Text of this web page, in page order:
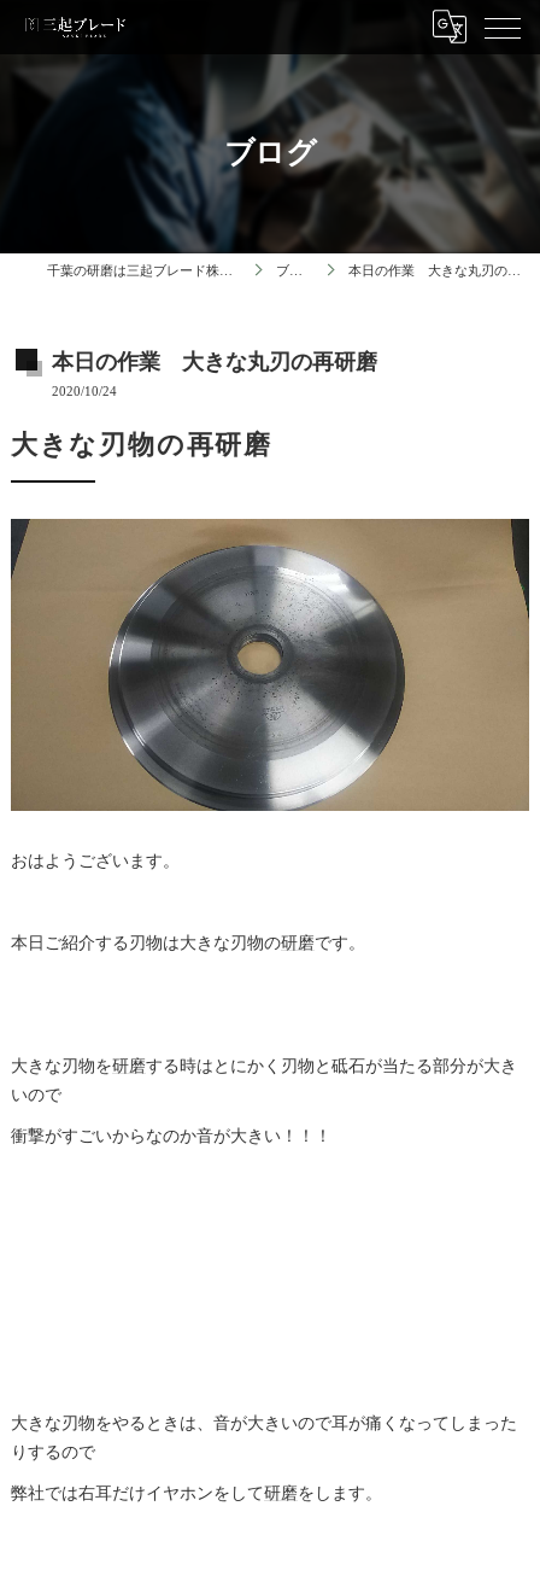
ブログ
千葉の研磨は三起ブレード株式会社 ブログ 本日の作業 大きな丸刃の再研磨
本日の作業 大きな丸刃の再研磨
2020/10/24
大きな刃物の再研磨
おはようございます。
本日ご紹介する刃物は大きな刃物の研磨です。
大きな刃物を研磨する時はとにかく刃物と砥石が当たる部分が大き
いので
衝撃がすごいからなのか音が大きい！！！
大きな刃物をやるときは、音が大きいので耳が痛くなってしまった
りするので
弊社では右耳だけイヤホンをして研磨をします。